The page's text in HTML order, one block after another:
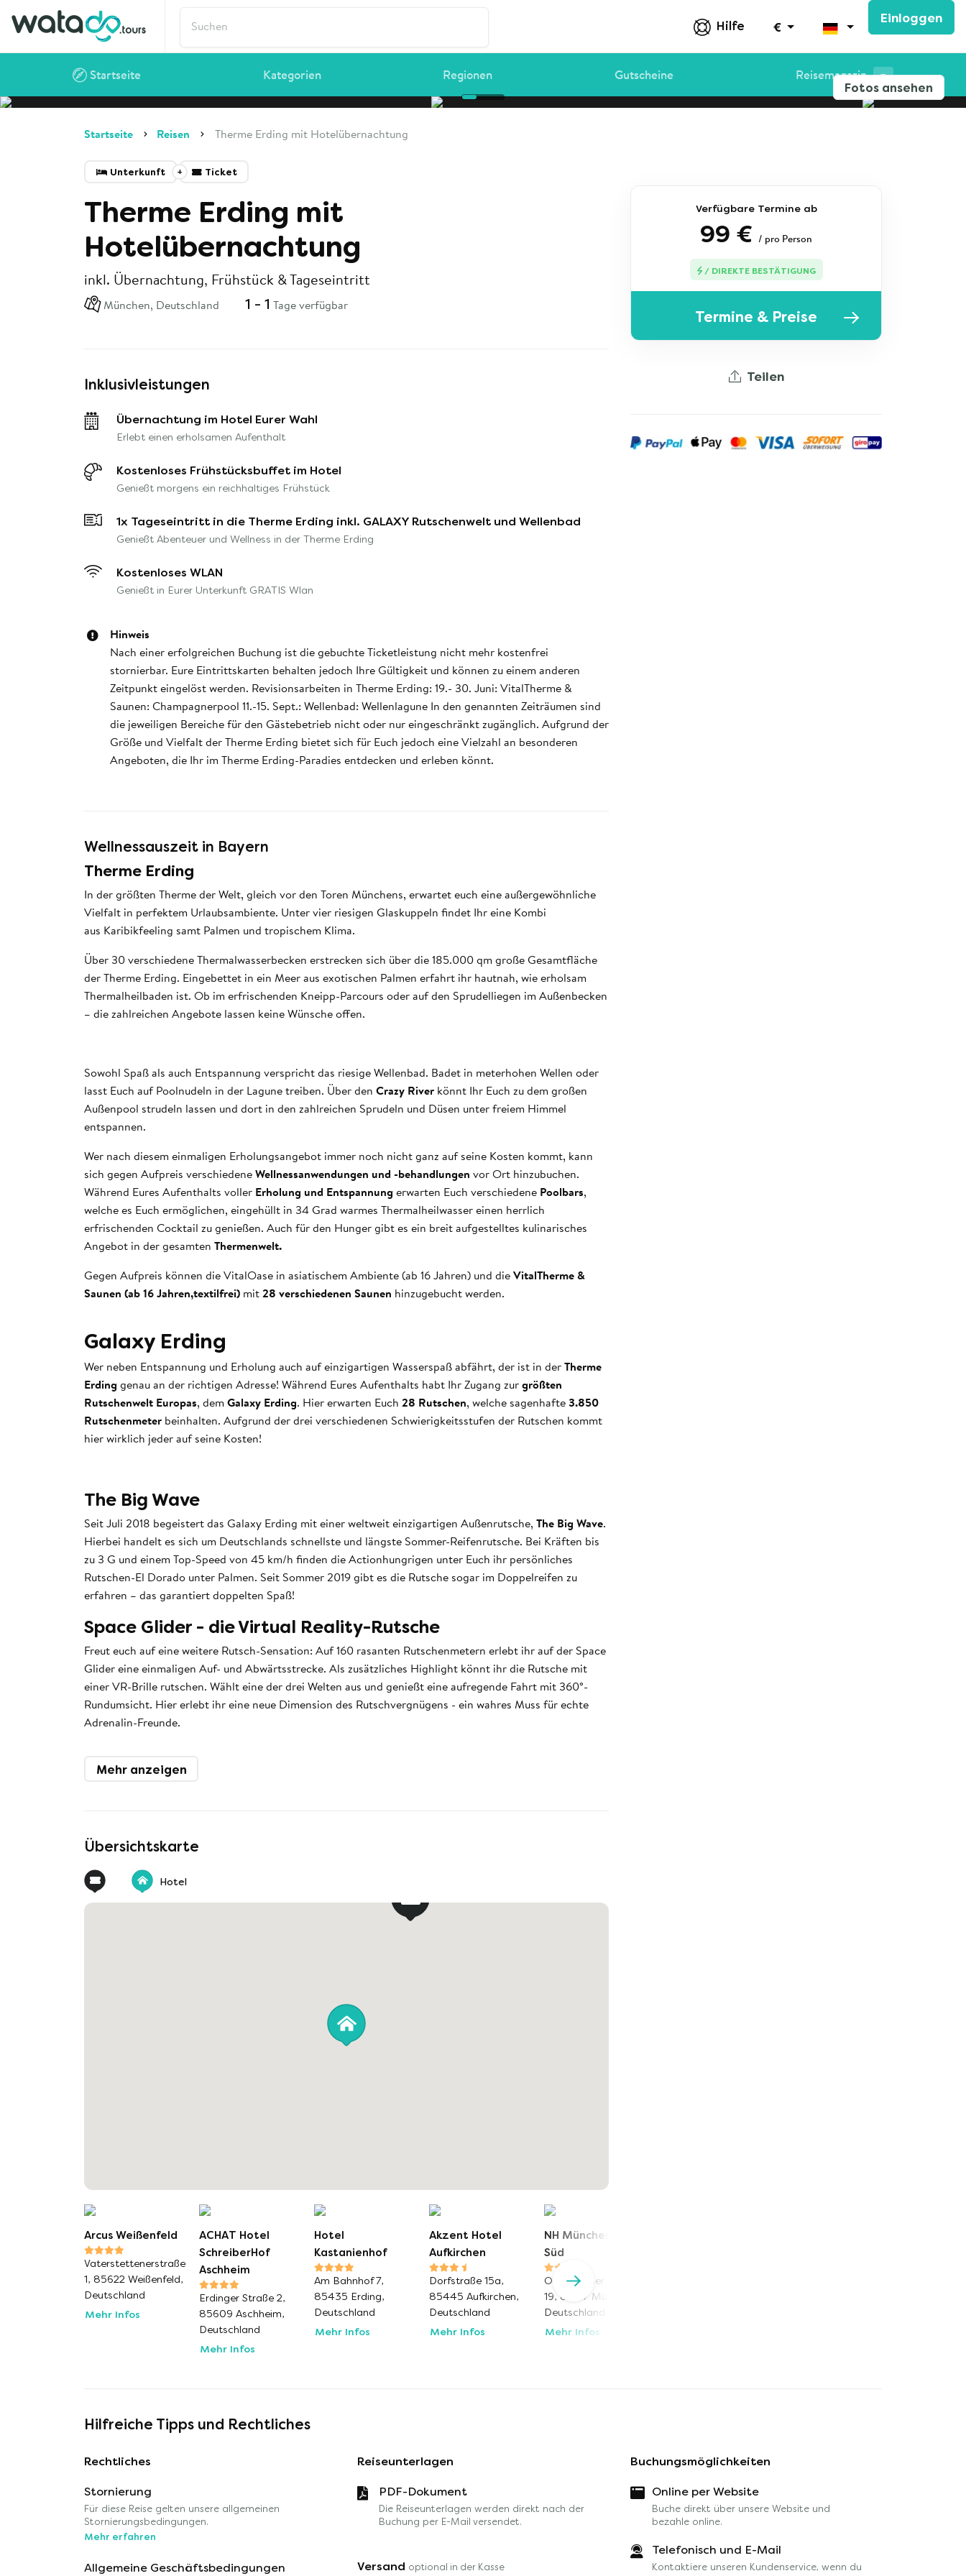
Hilfe €
Einloggen
Startseite Kategorien Regionen Gutscheine Reisemagazin
Fotos ansehen
Startseite Reisen Therme Erding mit Hotelübernachtung
Unterkunft Ticket
Therme Erding mit
Hotelübernachtung
inkl. Übernachtung, Frühstück & Tageseintritt
München, Deutschland 1 - 1 Tage verfügbar
Inklusivleistungen
Übernachtung im Hotel Eurer Wahl
Erlebt einen erholsamen Aufenthalt
Kostenloses Frühstücksbuffet im Hotel
Genießt morgens ein reichhaltiges Frühstück
1x Tageseintritt in die Therme Erding inkl. GALAXY Rutschenwelt und Wellenbad
Genießt Abenteuer und Wellness in der Therme Erding
Kostenloses WLAN
Genießt in Eurer Unterkunft GRATIS Wlan
Hinweis
Nach einer erfolgreichen Buchung ist die gebuchte Ticketleistung nicht mehr kostenfrei
stornierbar. Eure Eintrittskarten behalten jedoch Ihre Gültigkeit und können zu einem anderen
Zeitpunkt eingelöst werden. Revisionsarbeiten in Therme Erding: 19.- 30. Juni: VitalTherme &
Saunen: Champagnerpool 11.-15. Sept.: Wellenbad: Wellenlagune In den genannten Zeiträumen sind
die jeweiligen Bereiche für den Gästebetrieb nicht oder nur eingeschränkt zugänglich. Aufgrund der
Größe und Vielfalt der Therme Erding bietet sich für Euch jedoch eine Vielzahl an besonderen
Angeboten, die Ihr im Therme Erding-Paradies entdecken und erleben könnt.
Wellnessauszeit in Bayern
Therme Erding
In der größten Therme der Welt, gleich vor den Toren Münchens, erwartet euch eine außergewöhnliche
Vielfalt in perfektem Urlaubsambiente. Unter vier riesigen Glaskuppeln findet Ihr eine Kombi
aus Karibikfeeling samt Palmen und tropischem Klima.
Über 30 verschiedene Thermalwasserbecken erstrecken sich über die 185.000 qm große Gesamtfläche
der Therme Erding. Eingebettet in ein Meer aus exotischen Palmen erfahrt ihr hautnah, wie erholsam
Thermalheilbaden ist. Ob im erfrischenden Kneipp-Parcours oder auf den Sprudelliegen im Außenbecken
– die zahlreichen Angebote lassen keine Wünsche offen.
Sowohl Spaß als auch Entspannung verspricht das riesige Wellenbad. Badet in meterhohen Wellen oder
lasst Euch auf Poolnudeln in der Lagune treiben. Über den Crazy River könnt Ihr Euch zu dem großen
Außenpool strudeln lassen und dort in den zahlreichen Sprudeln und Düsen unter freiem Himmel
entspannen.
Wer nach diesem einmaligen Erholungsangebot immer noch nicht ganz auf seine Kosten kommt, kann
sich gegen Aufpreis verschiedene Wellnessanwendungen und -behandlungen vor Ort hinzubuchen.
Während Eures Aufenthalts voller Erholung und Entspannung erwarten Euch verschiedene Poolbars,
welche es Euch ermöglichen, eingehüllt in 34 Grad warmes Thermalheilwasser einen herrlich
erfrischenden Cocktail zu genießen. Auch für den Hunger gibt es ein breit aufgestelltes kulinarisches
Angebot in der gesamten Thermenwelt.
Gegen Aufpreis können die VitalOase in asiatischem Ambiente (ab 16 Jahren) und die VitalTherme &
Saunen (ab 16 Jahren,textilfrei) mit 28 verschiedenen Saunen hinzugebucht werden.
Galaxy Erding
Wer neben Entspannung und Erholung auch auf einzigartigen Wasserspaß abfährt, der ist in der Therme
Erding genau an der richtigen Adresse! Während Eures Aufenthalts habt Ihr Zugang zur größten
Rutschenwelt Europas, dem Galaxy Erding. Hier erwarten Euch 28 Rutschen, welche sagenhafte 3.850
Rutschenmeter beinhalten. Aufgrund der drei verschiedenen Schwierigkeitsstufen der Rutschen kommt
hier wirklich jeder auf seine Kosten!
The Big Wave
Seit Juli 2018 begeistert das Galaxy Erding mit einer weltweit einzigartigen Außenrutsche, The Big Wave.
Hierbei handelt es sich um Deutschlands schnellste und längste Sommer-Reifenrutsche. Bei Kräften bis
zu 3 G und einem Top-Speed von 45 km/h finden die Actionhungrigen unter Euch ihr persönliches
Rutschen-El Dorado unter Palmen. Seit Sommer 2019 gibt es die Rutsche sogar im Doppelreifen zu
erfahren – das garantiert doppelten Spaß!
Space Glider - die Virtual Reality-Rutsche
Freut euch auf eine weitere Rutsch-Sensation: Auf 160 rasanten Rutschenmetern erlebt ihr auf der Space
Glider eine einmaligen Auf- und Abwärtsstrecke. Als zusätzliches Highlight könnt ihr die Rutsche mit
einer VR-Brille rutschen. Wählt eine der drei Welten aus und genießt eine aufregende Fahrt mit 360°-
Rundumsicht. Hier erlebt ihr eine neue Dimension des Rutschvergnügens - ein wahres Muss für echte
Adrenalin-Freunde.
Mehr anzeigen
Übersichtskarte
Hotel
Arcus Weißenfeld
Vaterstettenerstraße
1, 85622 Weißenfeld,
Deutschland
Mehr Infos
ACHAT Hotel
SchreiberHof
Aschheim
Erdinger Straße 2,
85609 Aschheim,
Deutschland
Mehr Infos
Hotel
Kastanienhof
Am Bahnhof 7,
85435 Erding,
Deutschland
Mehr Infos
Akzent Hotel
Aufkirchen
Dorfstraße 15a,
85445 Aufkirchen,
Deutschland
Mehr Infos
NH München City
Süd
Ottobrunner Str. 17-
19, 81737 München,
Deutschland
Mehr Infos
Verfügbare Termine ab
99 € / pro Person
/ DIREKTE BESTÄTIGUNG
Termine & Preise
Teilen
Hilfreiche Tipps und Rechtliches
Rechtliches
Stornierung
Für diese Reise gelten unsere allgemeinen
Stornierungsbedingungen.
Mehr erfahren
Allgemeine Geschäftsbedingungen
Reiseunterlagen
PDF-Dokument
Die Reiseunterlagen werden direkt nach der
Buchung per E-Mail versendet.
Versand optional in der Kasse
Buchungsmöglichkeiten
Online per Website
Buche direkt über unsere Website und
bezahle online.
Telefonisch und E-Mail
Kontaktiere unseren Kundenservice, wenn du